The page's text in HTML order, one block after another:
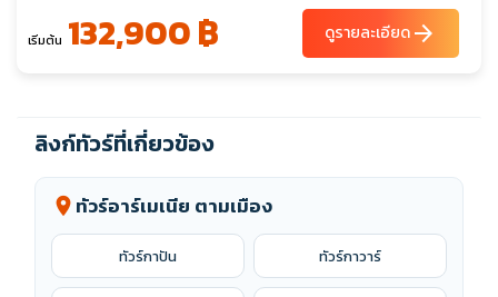
เริ่มต้น 132,900 ฿ ดูรายละเอียดarrow_forward
ลิงก์ทัวร์ที่เกี่ยวข้อง
location_on ทัวร์อาร์เมเนีย ตามเมือง
ทัวร์กาปัน ทัวร์กาวาร์